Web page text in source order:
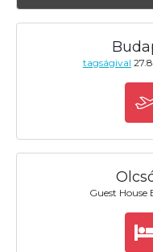
tagságival
Guest